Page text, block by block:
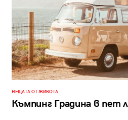
НЕЩАТА ОТ ЖИВОТА
Къмпинг Градина в пет